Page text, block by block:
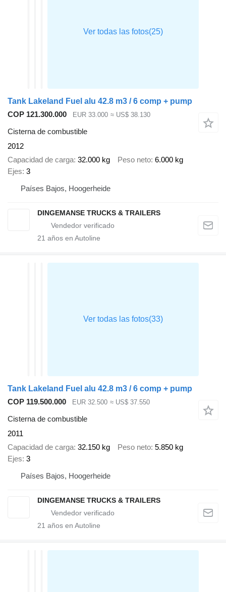
Tank Lakeland Fuel alu 42.8 m3 / 6 comp + pump
COP 121.300.000
EUR 33.000 ≈ US$ 38.130
Cisterna de combustible
2012
Capacidad de carga 32.000 kg Peso neto 6.000 kg
Ejes 3
Países Bajos, Hoogerheide
DINGEMANSE TRUCKS & TRAILERS
21 años en Autoline
Tank Lakeland Fuel alu 42.8 m3 / 6 comp + pump
COP 119.500.000
EUR 32.500 ≈ US$ 37.550
Cisterna de combustible
2011
Capacidad de carga 32.150 kg Peso neto 5.850 kg
Ejes 3
Países Bajos, Hoogerheide
DINGEMANSE TRUCKS & TRAILERS
21 años en Autoline